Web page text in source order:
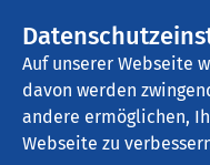
Auf unserer Webseite
davon werden
andere ermöglichen,
Webseite zu